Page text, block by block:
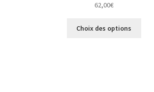
62,00€
Choix des options